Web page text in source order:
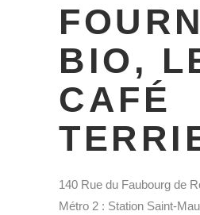
BIO,
CAFÉ
140 Rue du Faubourg de
Métro 2 : Station Saint-